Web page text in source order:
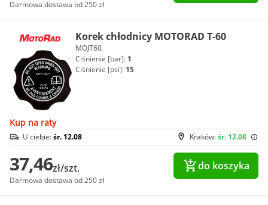
Darmowa dostawa od 250 zł
Korek chłodnicy MOTORAD T-60
MOJT60
Ciśnienie [bar]: 1
Ciśnienie [psi]: 15
Kup na raty
Kraków:śr. 12.08
U ciebie:śr. 12.08
37,46zł/szt.
Darmowa dostawa od 250 zł
do koszyka